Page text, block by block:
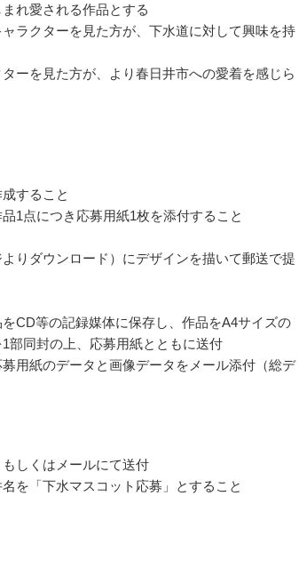
れ愛される作品とする
ラクターを見た方が、下水道に対して興味を持
ーを見た方が、より春日井市への愛着を感じら
すること
1点につき応募用紙1枚を添付すること
りダウンロード）にデザインを描いて郵送で提
CD等の記録媒体に保存し、作品をA4サイズの
部同封の上、応募用紙とともに送付
用紙のデータと画像データをメール添付（総デ
しくはメールにて送付
を「下水マスコット応募」とすること